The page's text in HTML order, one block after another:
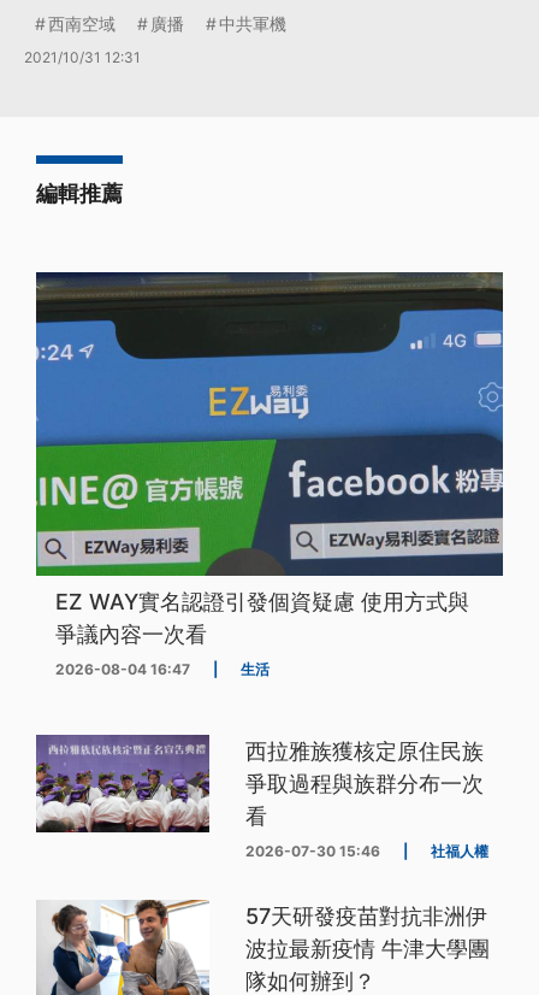
西南空域 廣播 中共軍機
2021/10/31 12:31
編輯推薦
EZ WAY實名認證引發個資疑慮 使用方式與
爭議內容一次看
2026-08-04 16:47 生活
西拉雅族獲核定原住民族
爭取過程與族群分布一次
看
2026-07-30 15:46 社福人權
57天研發疫苗對抗非洲伊
波拉最新疫情 牛津大學團
隊如何辦到？